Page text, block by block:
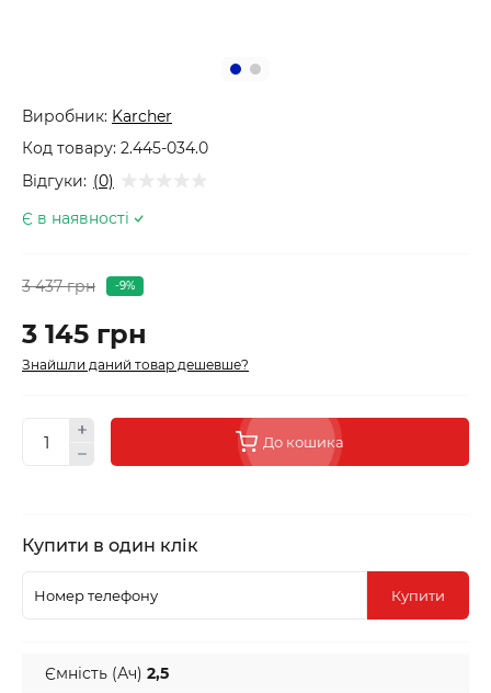
Виробник: Karcher
Код товару: 2.445-034.0
Відгуки: (0)
Є в наявності
3 437 грн -9%
3 145 грн
Знайшли даний товар дешевше?
До кошика
Купити в один клік
Купити
Ємність (Ач) 2,5